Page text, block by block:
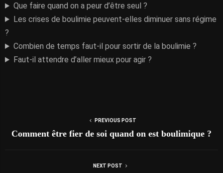
Que faire quand on a peur d’être seul ?
Les crises de boulimie peuvent-elles diminuer sans régime
?
Combien de temps faut-il pour sortir de la boulimie ?
Faut-il attendre d’aller mieux pour agir ?
PREVIOUS POST
Comment être fier de soi quand on est boulimique ?
NEXT POST